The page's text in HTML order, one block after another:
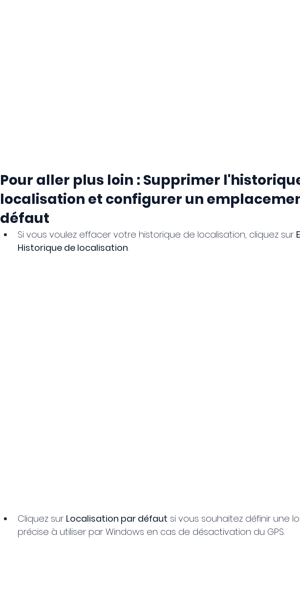
Pour aller plus loin : Supprimer
localisation et configurer un
défaut
Si vous voulez effacer votre historique de localisation, cliquez sur
Historique de localisation.
Cliquez sur Localisation par défaut si vous souhaitez définir une
précise à utiliser par Windows en cas de désactivation du GPS.